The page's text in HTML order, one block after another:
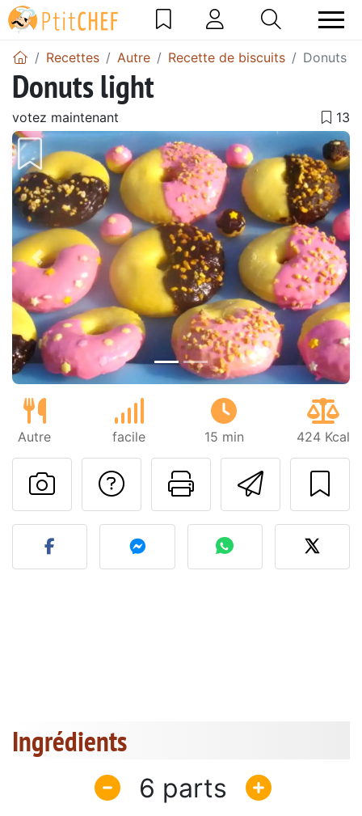
Recettes Autre Recette de biscuits Donuts
Donuts light
votez maintenant
Précédent
Autre facile 15 min 424 Kcal
Imprimer
Poser une
Publier votre photo de
Ingrédients
6